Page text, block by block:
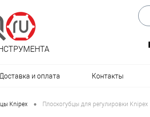
Доставка и оплата Контакты
Knipex • Плоскогубцы для регулировки Knipex